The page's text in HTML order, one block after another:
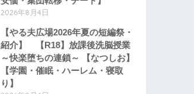
2026年8月4日
【やる夫広場2026年夏の短編祭・
紹介】 【R18】放課後洗脳授業
～快楽堕ちの連鎖～ 【なつしお】
【学園・催眠・ハーレム・寝取
り】